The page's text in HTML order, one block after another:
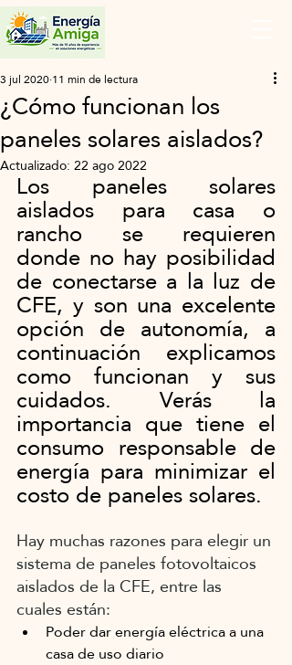
¿Cómo funcionan los
paneles solares aislados?
3 jul 2020 11 min de lectura
Actualizado: 22 ago 2022
Los paneles solares
aislados para casa o
rancho se requieren
donde no hay posibilidad
de conectarse a la luz de
CFE, y son una excelente
opción de autonomía, a
continuación explicamos
como funcionan y sus
cuidados. Verás la
importancia que tiene el
consumo responsable de
energía para minimizar el
costo de paneles solares.
Hay muchas razones para elegir un
sistema de paneles fotovoltaicos
aislados de la CFE, entre las
cuales están:
Poder dar energía eléctrica a una
casa de uso diario